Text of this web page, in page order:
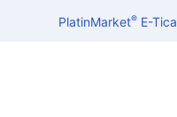
PlatinMarket®E-